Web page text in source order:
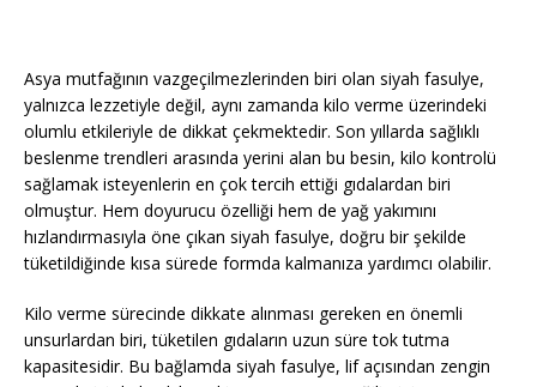
Asya mutfağının vazgeçilmezlerinden biri olan siyah fasulye,
yalnızca lezzetiyle değil, aynı zamanda kilo verme üzerindeki
olumlu etkileriyle de dikkat çekmektedir. Son yıllarda sağlıklı
beslenme trendleri arasında yerini alan bu besin, kilo kontrolü
sağlamak isteyenlerin en çok tercih ettiği gıdalardan biri
olmuştur. Hem doyurucu özelliği hem de yağ yakımını
hızlandırmasıyla öne çıkan siyah fasulye, doğru bir şekilde
tüketildiğinde kısa sürede formda kalmanıza yardımcı olabilir.
Kilo verme sürecinde dikkate alınması gereken en önemli
unsurlardan biri, tüketilen gıdaların uzun süre tok tutma
kapasitesidir. Bu bağlamda siyah fasulye, lif açısından zengin